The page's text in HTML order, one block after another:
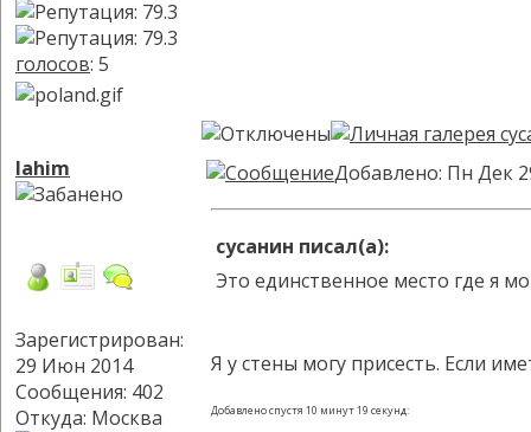
голосов: 5
lahim
Зарегистрирован:
29 Июн 2014
Сообщения: 402
Откуда: Москва
Добавлено: Пн Дек
сусанин писал(а):
Это единственное место где я
Я у стены могу присесть. Если
Добавлено спустя 10 минут 19 секунд: